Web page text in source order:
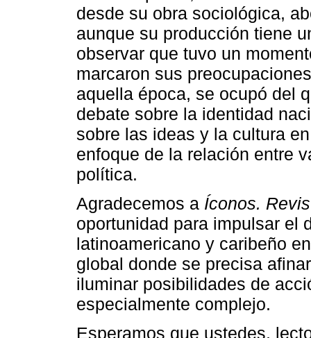
desde su obra sociológica,
aunque su producción tiene
observar que tuvo un
marcaron sus
aquella época, se ocupó del
debate sobre la identidad
sobre las ideas y la cultura
enfoque de la relación entre
política.
Agradecemos a Íconos.
oportunidad para impulsar el
latinoamericano y caribeño
global donde se precisa
iluminar posibilidades de
especialmente complejo.
Esperamos que ustedes,